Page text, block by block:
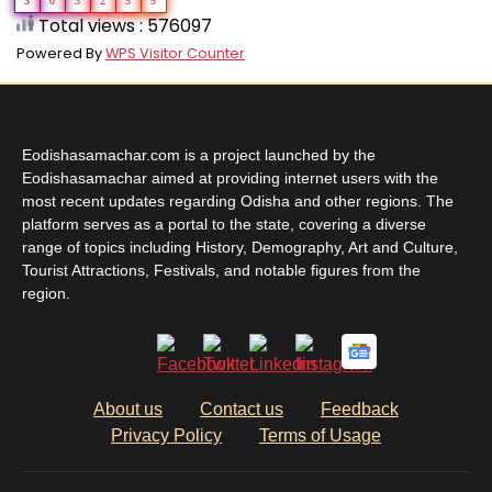
Total views : 576097
Powered ByWPS Visitor Counter
Eodishasamachar.com is a project launched by the
Eodishasamachar aimed at providing internet users with the
most recent updates regarding Odisha and other regions. The
platform serves as a portal to the state, covering a diverse
range of topics including History, Demography, Art and Culture,
Tourist Attractions, Festivals, and notable figures from the
region.
About us Contact us
Feedback
Privacy Policy
Terms of Usage